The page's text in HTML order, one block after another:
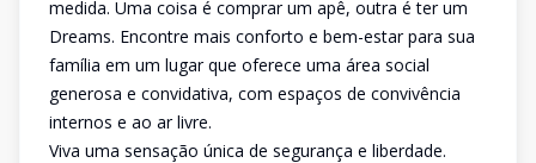
medida. Uma coisa é comprar um apê, outra é ter um
Dreams. Encontre mais conforto e bem-estar para sua
família em um lugar que oferece uma área social
generosa e convidativa, com espaços de convivência
internos e ao ar livre.
Viva uma sensação única de segurança e liberdade.